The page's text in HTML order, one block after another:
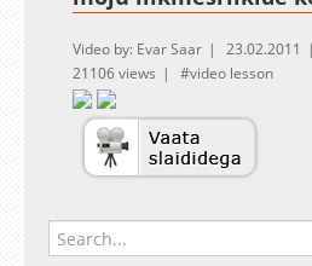
Video by: Evar Saar
23.02.2011
21106 views
video lesson